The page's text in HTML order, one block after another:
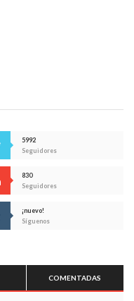
5992
Seguidores
830
Seguidores
¡nuevo!
Síguenos
COMENTADAS